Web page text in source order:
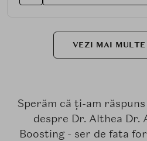
VEZI MAI MULTE
Sperăm că ți-am
despre Dr. Althea Dr.
Boosting - ser de fata